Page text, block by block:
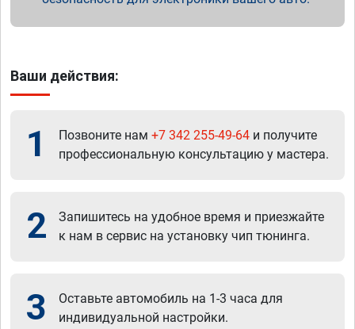
Ваши действия:
1 Позвоните нам +7 342 255-49-64 и получите
профессиональную консультацию у мастера.
2
Запишитесь на удобное время и приезжайте
к нам в сервис на установку чип тюнинга.
3
Оставьте автомобиль на 1-3 часа для
индивидуальной настройки.